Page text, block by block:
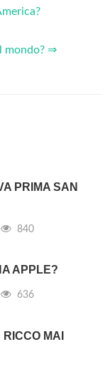
mondo? ⇒
PRIMA SAN
840
APPLE?
636
MAI